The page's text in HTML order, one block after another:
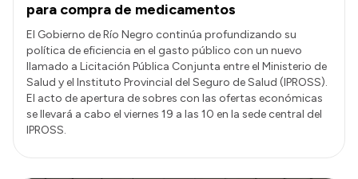
para compra de medicamentos
El Gobierno de Río Negro continúa profundizando su
política de eficiencia en el gasto público con un nuevo
llamado a Licitación Pública Conjunta entre el Ministerio de
Salud y el Instituto Provincial del Seguro de Salud (IPROSS).
El acto de apertura de sobres con las ofertas económicas
se llevará a cabo el viernes 19 a las 10 en la sede central del
IPROSS.